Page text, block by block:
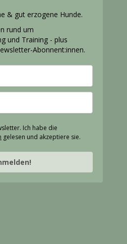
& gut erzogene Hunde.
rund um
und Training - plus
Abonnent:innen.
Ich habe die
gelesen und akzeptiere sie.